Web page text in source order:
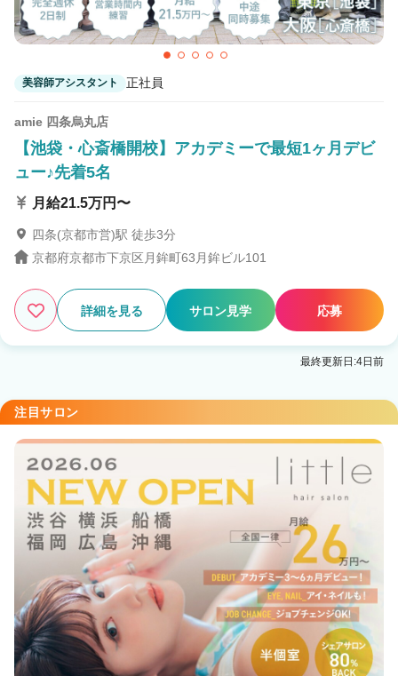
美容師アシスタント 正社員
amie 四条烏丸店
【池袋・心斎橋開校】アカデミーで最短1ヶ月デビ
ュー♪先着5名
月給21.5万円〜
四条(京都市営)駅 徒歩3分
京都府京都市下京区月鉾町63月鉾ビル101
詳細を見る サロン見学 応募
最終更新日:4日前
注目サロン